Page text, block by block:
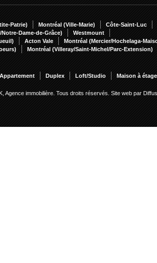
Patrie) Montréal (Ville-Marie)
Côte-Saint-Luc
Dame-de-Grâce)
Westmount
Acton Vale
Montréal (Mercier/Hochelaga-
Montréal (Villeray/Saint-Michel/Parc-Extension)
Appartement Duplex Loft/Studio Maison à
Agence immobilière. Tous droits réservés. Site web par